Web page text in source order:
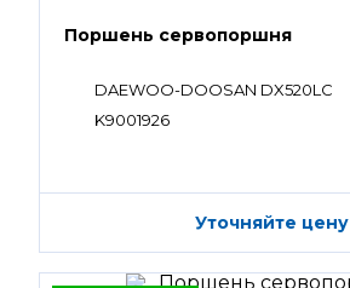
Поршень сервопоршня
DAEWOO-DOOSAN DX520LC
K9001926
Уточняйте цену